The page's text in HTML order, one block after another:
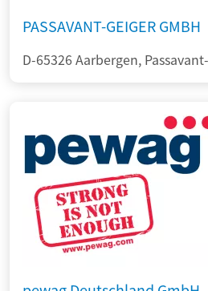
PASSAVANT-GEIGER GMBH
D-65326 Aarbergen,